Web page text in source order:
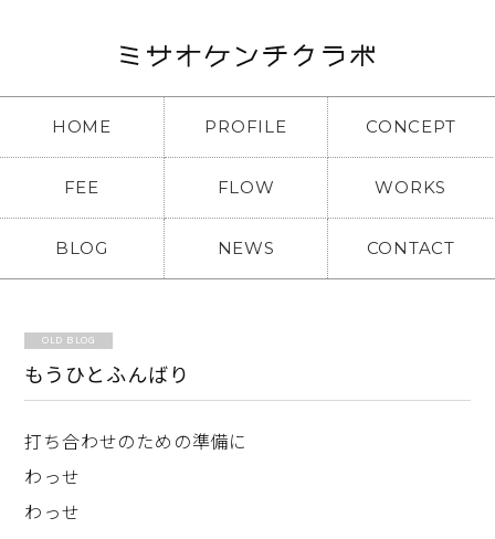
HOME PROFILE CONCEPT
FEE FLOW WORKS
BLOG NEWS CONTACT
OLD BLOG
もうひとふんばり
打ち合わせのための準備に
わっせ
わっせ